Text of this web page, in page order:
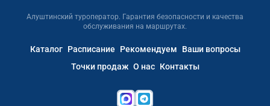
Алуштинский туроператор. Гарантия безопасности и качества
обслуживания на маршрутах.
Каталог Расписание Рекомендуем
Ваши вопросы
Точки продаж О нас Контакты